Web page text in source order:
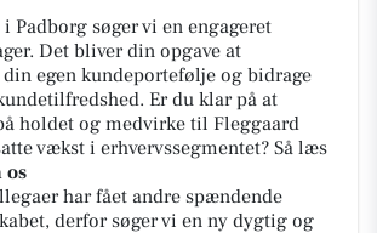
Padborg søger vi en engageret
Det bliver din opgave at
egen kundeportefølje og bidrage
Er du klar på at
holdet og medvirke til Fleggaard
vækst i erhvervssegmentet? Så læs
os
har fået andre spændende
derfor søger vi en ny dygtig og